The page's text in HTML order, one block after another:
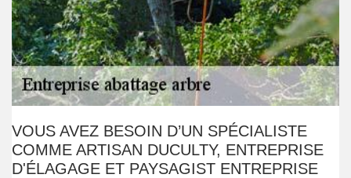
VOUS AVEZ BESOIN D’UN SPÉCIALISTE
COMME ARTISAN DUCULTY, ENTREPRISE
D'ÉLAGAGE ET PAYSAGIST ENTREPRISE